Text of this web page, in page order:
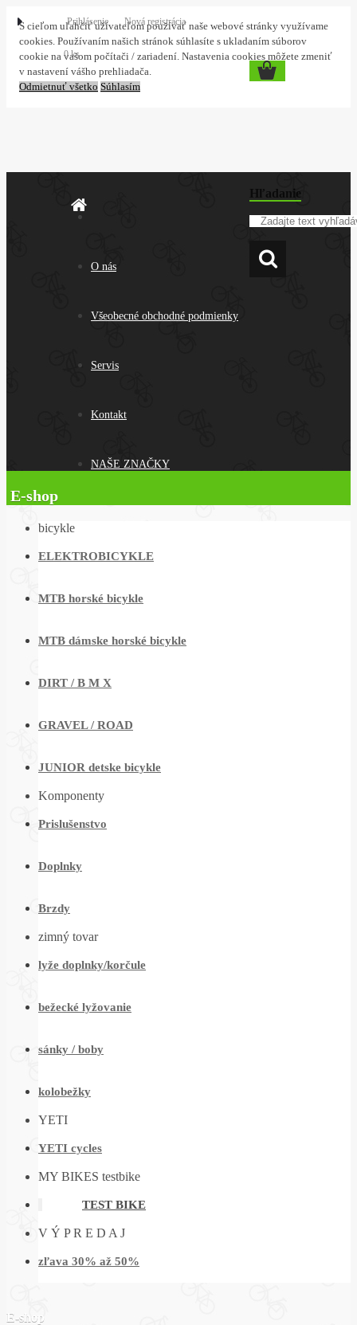
S cieľom uľahčiť užívateľom používať naše webové stránky využívame
cookies. Používaním našich stránok súhlasíte s ukladaním súborov
cookie na vašom počítači / zariadení. Nastavenia cookies môžete zmeniť
v nastavení vášho prehliadača.
Odmietnuť všetko Súhlasím
O nás
Všeobecné obchodné podmienky
Servis
Kontakt
NAŠE ZNAČKY
Hľadanie
Prihlásenie Nová registrácia
0 ks
E-shop
bicykle
ELEKTROBICYKLE
MTB horské bicykle
MTB dámske horské bicykle
DIRT / B M X
GRAVEL / ROAD
JUNIOR detske bicykle
Komponenty
Prislušenstvo
Doplnky
Brzdy
zimný tovar
lyže doplnky/korčule
bežecké lyžovanie
sánky / boby
kolobežky
YETI
YETI cycles
MY BIKES testbike
TEST BIKE
V Ý P R E D A J
zľava 30% až 50%
E-shop